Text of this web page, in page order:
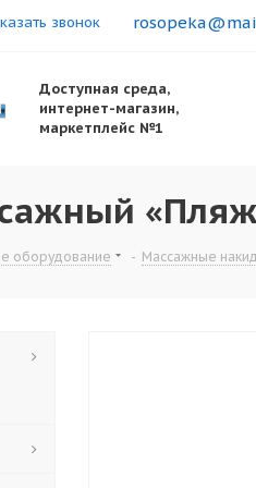
звонок
Доступная среда,
интернет-магазин,
маркетплейс №1
оборудование - Массажные